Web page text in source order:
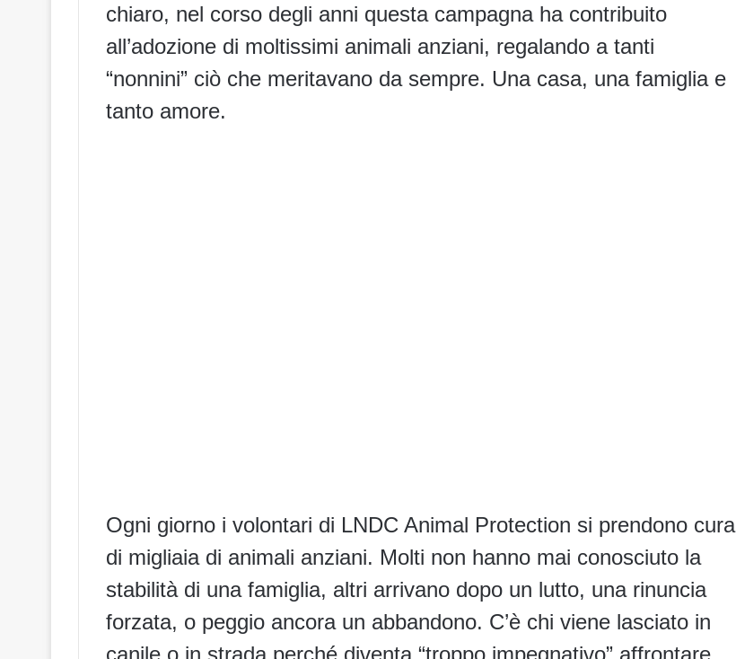
chiaro, nel corso degli anni questa campagna ha contribuito
all’adozione di moltissimi animali anziani, regalando a tanti
“nonnini” ciò che meritavano da sempre. Una casa, una famiglia e
tanto amore.
Ogni giorno i volontari di LNDC Animal Protection si prendono cura
di migliaia di animali anziani. Molti non hanno mai conosciuto la
stabilità di una famiglia, altri arrivano dopo un lutto, una rinuncia
forzata, o peggio ancora un abbandono. C’è chi viene lasciato in
canile o in strada perché diventa “troppo impegnativo” affrontare